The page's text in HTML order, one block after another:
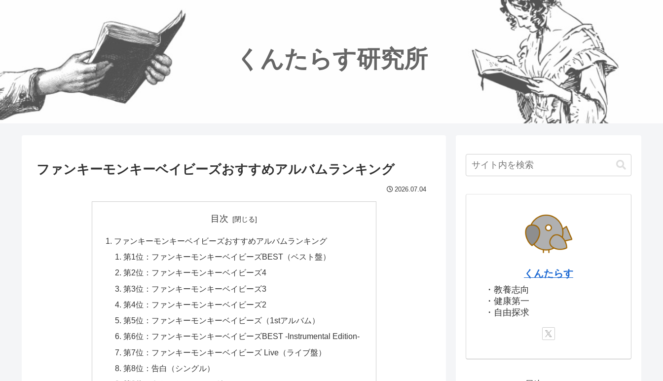
くんたらす研究所
ファンキーモンキーベイビーズおすすめアルバムランキング
2026.07.04
目次
ファンキーモンキーベイビーズおすすめアルバムランキング
第1位：ファンキーモンキーベイビーズBEST（ベスト盤）
第2位：ファンキーモンキーベイビーズ4
第3位：ファンキーモンキーベイビーズ3
第4位：ファンキーモンキーベイビーズ2
第5位：ファンキーモンキーベイビーズ（1stアルバム）
第6位：ファンキーモンキーベイビーズBEST -Instrumental Edition-
第7位：ファンキーモンキーベイビーズ Live（ライブ盤）
第8位：告白（シングル）
くんたらす
・教養志向
・健康第一
・自由探求